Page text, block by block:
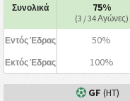
Συνολικά 75%
(3 / 34 Αγώνες)
Εντός Έδρας 50%
Εκτός Έδρας 100%
GF (HT)